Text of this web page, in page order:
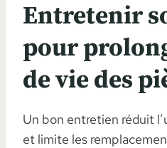
Entretenir
pour
de vie des
Un bon entretien réduit
et limite les